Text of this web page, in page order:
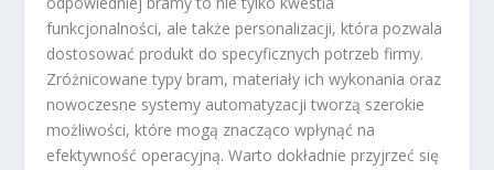
funkcjonalności, ale także personalizacji, która pozwala
dostosować produkt do specyficznych potrzeb firmy.
Zróżnicowane typy bram, materiały ich wykonania oraz
nowoczesne systemy automatyzacji tworzą szerokie
możliwości, które mogą znacząco wpłynąć na
efektywność operacyjną. Warto dokładnie przyjrzeć się